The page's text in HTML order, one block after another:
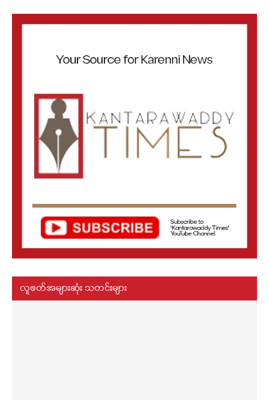
လူဖတ်အများဆုံး သတင်းများ